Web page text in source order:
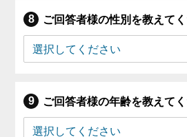
ご回答者様の性別を教えてく
ご回答者様の年齢を教えてく